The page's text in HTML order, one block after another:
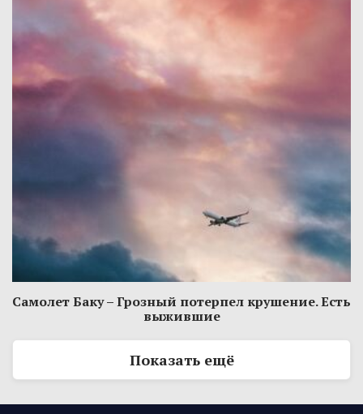
Самолет Баку – Грозный потерпел крушение. Есть
выжившие
Показать ещё